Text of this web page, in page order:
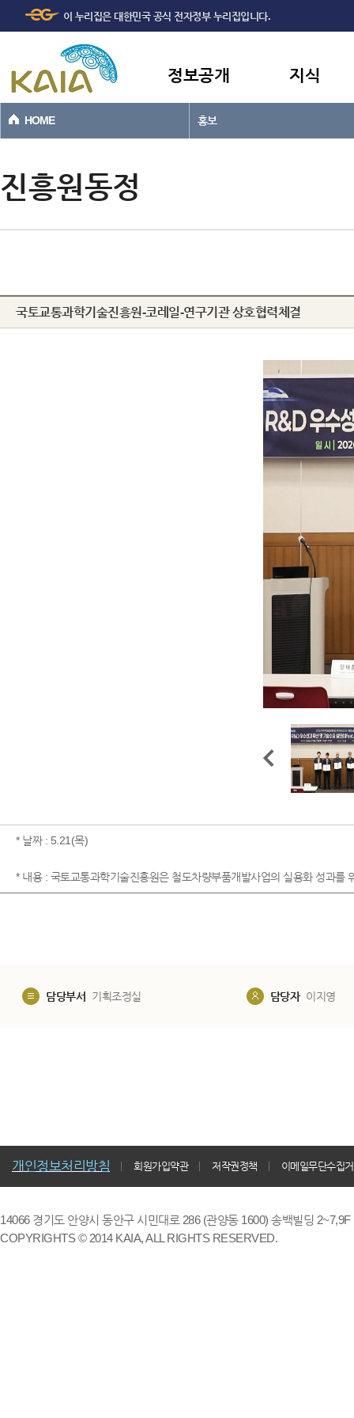
본문바로가기
이 누리집은 대한민국 공식 전자정부 누리집입니다.
정보공개 지식
HOME 홍보
진흥원동정
국토교통과학기술진흥원-코레일-연구기관 상호협력체결
* 날짜 : 5.21(목)
* 내용 : 국토교통과학기술진흥원은 철도차량부품개발사업의 실용화 성과를
담당부서 기획조정실 담당자 이지영
개인정보처리방침 회원가입약관 저작권정책 이메일무단수집
14066 경기도 안양시 동안구 시민대로 286 (관양동 1600) 송백빌딩
COPYRIGHTS © 2014 KAIA, ALL RIGHTS RESERVED.